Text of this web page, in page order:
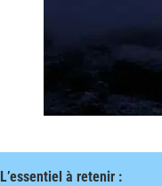
L’essentiel à retenir :